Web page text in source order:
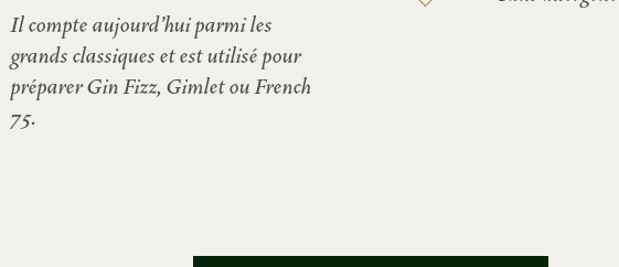
Il compte aujourd’hui parmi les
grands classiques et est utilisé pour
préparer Gin Fizz, Gimlet ou French
75.